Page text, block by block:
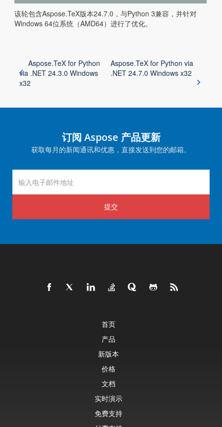
该轮包含Aspose.TeX版本24.7.0，与Python 3兼容，并针对
Windows 64位系统（AMD64）进行了优化。
Aspose.TeX for Python
via .NET 24.3.0 Windows
x32
Aspose.TeX for Python via
.NET 24.7.0 Windows x32
订阅 Aspose 产品更新
获取每月的新闻通讯和优惠，直接发送到您的邮箱。
提交
首页
产品
新版本
价格
文档
实时演示
免费支持